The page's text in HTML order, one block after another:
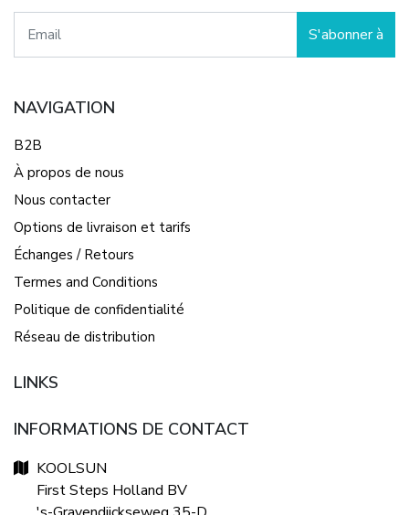
S'abonner à
NAVIGATION
B2B
À propos de nous
Nous contacter
Options de livraison et tarifs
Échanges / Retours
Termes and Conditions
Politique de confidentialité
Réseau de distribution
LINKS
INFORMATIONS DE CONTACT
KOOLSUN
First Steps Holland BV